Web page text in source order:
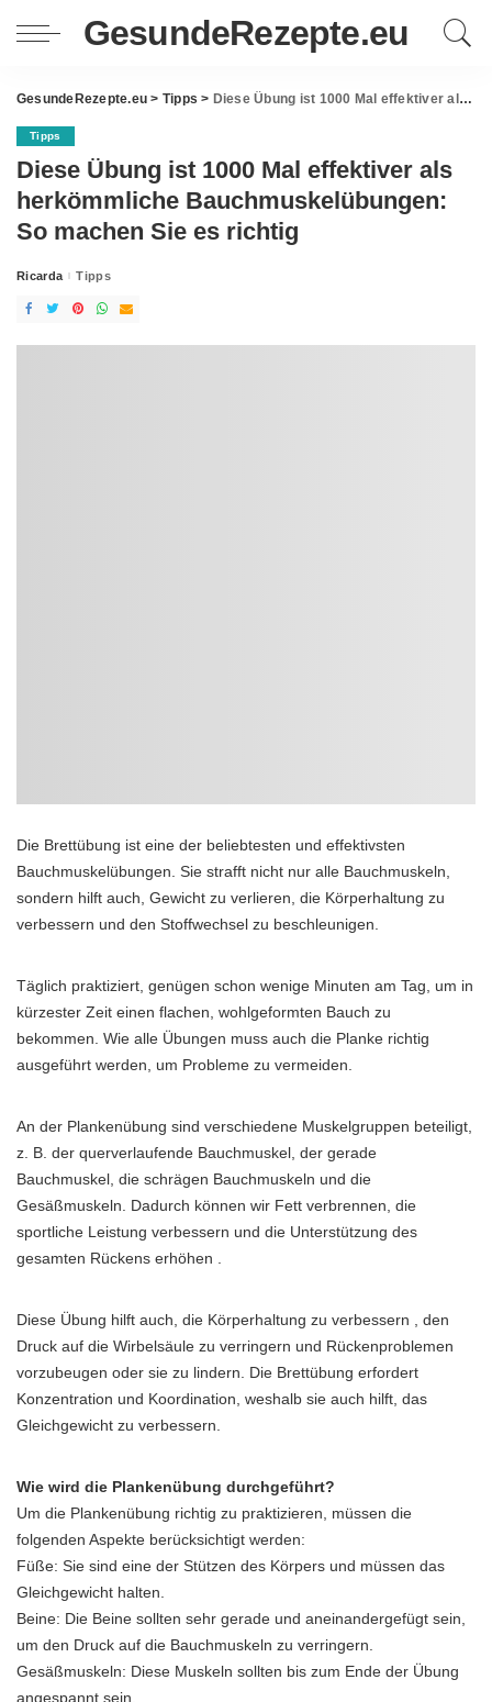
GesundeRezepte.eu
GesundeRezepte.eu > Tipps > Diese Übung ist 1000 Mal effektiver als herkömmliche Bauchmuskelübungen: So machen Sie es richtig
Tipps
Diese Übung ist 1000 Mal effektiver als
herkömmliche Bauchmuskelübungen:
So machen Sie es richtig
Posted
Ricarda Tipps
Die Brettübung ist eine der beliebtesten und effektivsten
Bauchmuskelübungen. Sie strafft nicht nur alle Bauchmuskeln,
sondern hilft auch, Gewicht zu verlieren, die Körperhaltung zu
verbessern und den Stoffwechsel zu beschleunigen.
Täglich praktiziert, genügen schon wenige Minuten am Tag, um in
kürzester Zeit einen flachen, wohlgeformten Bauch zu
bekommen. Wie alle Übungen muss auch die Planke richtig
ausgeführt werden, um Probleme zu vermeiden.
An der Plankenübung sind verschiedene Muskelgruppen beteiligt,
z. B. der querverlaufende Bauchmuskel, der gerade
Bauchmuskel, die schrägen Bauchmuskeln und die
Gesäßmuskeln. Dadurch können wir Fett verbrennen, die
sportliche Leistung verbessern und die Unterstützung des
gesamten Rückens erhöhen .
Diese Übung hilft auch, die Körperhaltung zu verbessern , den
Druck auf die Wirbelsäule zu verringern und Rückenproblemen
vorzubeugen oder sie zu lindern. Die Brettübung erfordert
Konzentration und Koordination, weshalb sie auch hilft, das
Gleichgewicht zu verbessern.
Wie wird die Plankenübung durchgeführt?
Um die Plankenübung richtig zu praktizieren, müssen die
folgenden Aspekte berücksichtigt werden:
Füße: Sie sind eine der Stützen des Körpers und müssen das
Gleichgewicht halten.
Beine: Die Beine sollten sehr gerade und aneinandergefügt sein,
um den Druck auf die Bauchmuskeln zu verringern.
Gesäßmuskeln: Diese Muskeln sollten bis zum Ende der Übung
angespannt sein.